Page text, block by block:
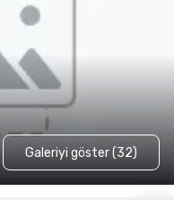
Galeriyi göster (32)